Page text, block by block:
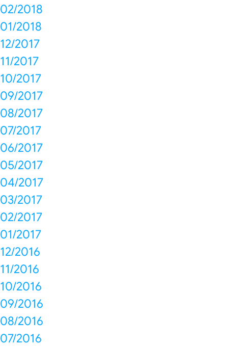
02/2018
01/2018
12/2017
11/2017
10/2017
09/2017
08/2017
07/2017
06/2017
05/2017
04/2017
03/2017
02/2017
01/2017
12/2016
11/2016
10/2016
09/2016
08/2016
07/2016